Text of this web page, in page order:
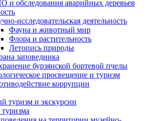
и обследования аварийных деревьев
исследовательская деятельность
Фауна и животный мир
Флора и растительность
Летопись природы
заповедника
бурзянской бортевой пчелы
просвещение и туризм
коррупции
туризм и экскурсии
туризма